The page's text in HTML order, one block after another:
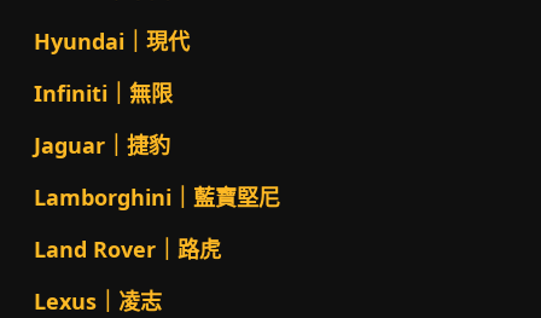
Hyundai｜現代
Infiniti｜無限
Jaguar｜捷豹
Lamborghini｜藍寶堅尼
Land Rover｜路虎
Lexus｜凌志